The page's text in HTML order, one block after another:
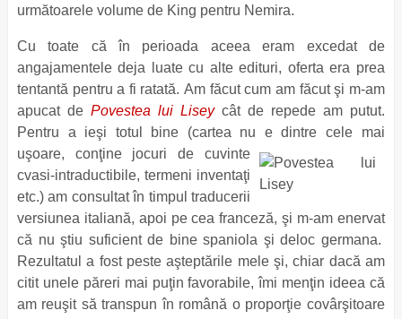
următoarele volume de King pentru Nemira.
Cu toate că în perioada aceea eram excedat de
angajamentele deja luate cu alte edituri, oferta era prea
tentantă pentru a fi ratată. Am făcut cum am făcut şi m-am
apucat de Povestea lui Liseycât de repede am putut.
Pentru a ieşi totul bine (cartea nu e dintre celemai
uşoare, conţine jocuri de cuvinte
cvasi-intraductibile, termeni inventaţi
etc.) am consultat în timpul traducerii
versiunea italiană, apoi pe cea franceză, şi m-am enervat
că nu ştiu suficient de bine spaniola şi deloc germana.
Rezultatul a fost peste aşteptările mele şi, chiar dacă am
citit unele păreri mai puţin favorabile, îmi menţin ideea că
am reuşit să transpun în română o proporţie covârşitoare